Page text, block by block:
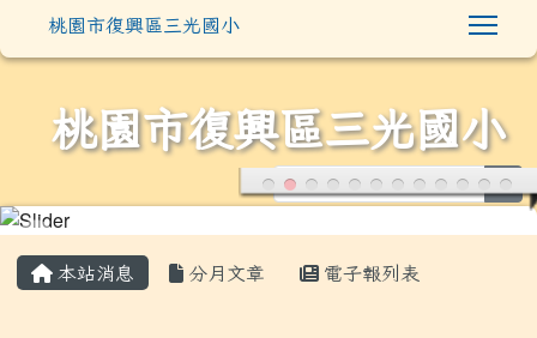
桃園市復興區三光國小
桃園市復興區三光國小
本站消息 分月文章 電子報列表